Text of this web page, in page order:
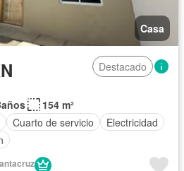
Casa
Destacado
154 m²
Cuarto de servicio
Electricidad